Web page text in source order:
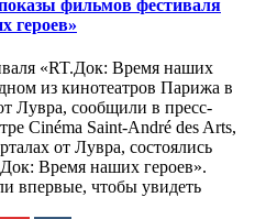
фильмов фестиваля
героев»
«RT.Док: Время наших
из кинотеатров Парижа в
Лувра, сообщили в пресс-
Cinéma Saint-André des Arts,
от Лувра, состоялись
Время наших героев».
впервые, чтобы увидеть